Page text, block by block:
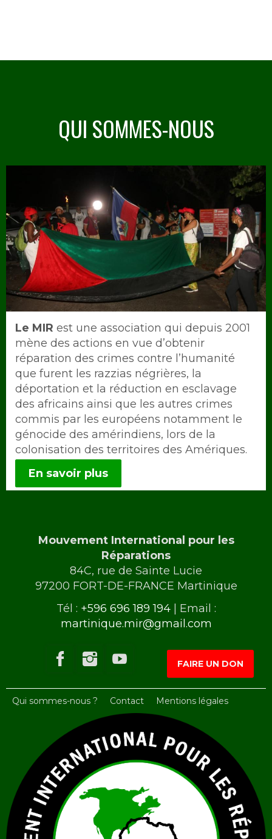
QUI SOMMES-NOUS
Intro
Le MIR est une association qui depuis 2001
mène des actions en vue d’obtenir
réparation des crimes contre l’humanité
que furent les razzias négrières, la
déportation et la réduction en esclavage
des africains ainsi que les autres crimes
commis par les européens notamment le
génocide des amérindiens, lors de la
colonisation des territoires des Amériques.
En savoir plus
Mouvement International pour les
Réparations
84C, rue de Sainte Lucie
97200 FORT-DE-FRANCE Martinique
Tél : +596 696 189 194| Email :
martinique.mir@gmail.com
FAIRE UN DON
Qui sommes-nous ? Contact Mentions légales